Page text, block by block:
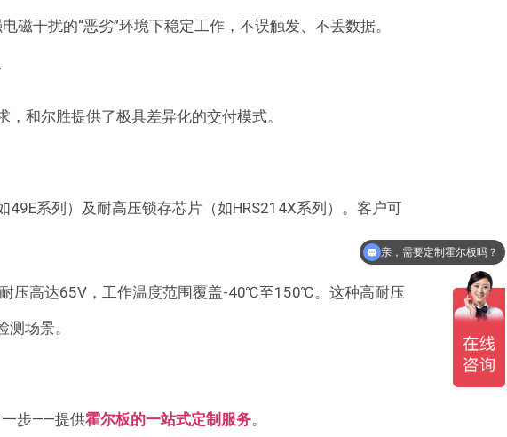
磁干扰的“恶劣”环境下稳定工作，不误触发、不丢数据。
和尔胜提供了极具差异化的交付模式。
系列）及耐高压锁存芯片（如HRS214X系列）。客户可
压高达65V，工作温度范围覆盖-40℃至150℃。这种高耐压
测场景。
一步——提供霍尔板的一站式定制服务。
亲，需要定制霍尔板吗？